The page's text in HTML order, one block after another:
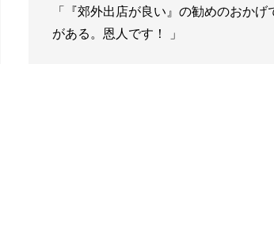
「『郊外出店が良い』の勧めのおかげ
がある。恩人です！ 」